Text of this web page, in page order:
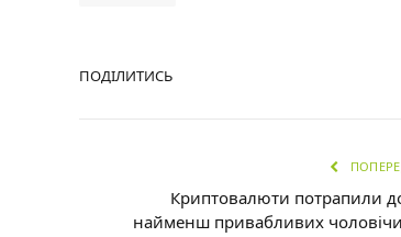
ПОДІЛИТИСЬ
Криптовалюти потрапили
найменш привабливих